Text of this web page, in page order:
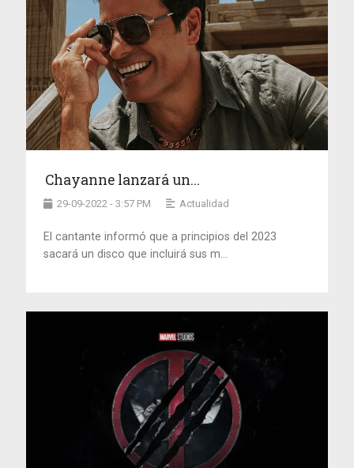
Chayanne lanzará un...
29-09-2022 - 3:57 PM Actualidad
El cantante informó que a principios del 2023
sacará un disco que incluirá sus m...